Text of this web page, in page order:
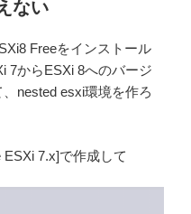
ない
Freeをインストール
7からESXi 8へのバージ
nested esxi環境を作ろ
7.x]で作成して